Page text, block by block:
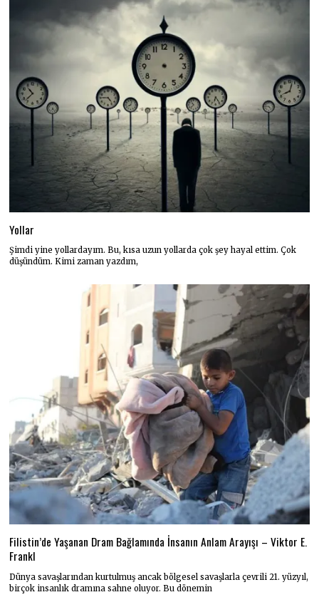
Yollar
Şimdi yine yollardayım. Bu, kısa uzun yollarda çok şey hayal ettim. Çok
düşündüm. Kimi zaman yazdım,
Filistin’de Yaşanan Dram Bağlamında İnsanın Anlam Arayışı – Viktor E.
Frankl
Dünya savaşlarından kurtulmuş ancak bölgesel savaşlarla çevrili 21. yüzyıl,
birçok insanlık dramına sahne oluyor. Bu dönemin